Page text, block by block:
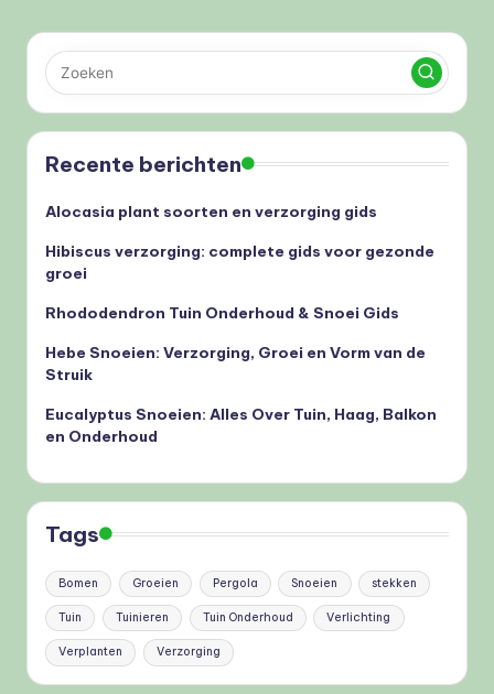
Recente berichten
Alocasia plant soorten en verzorging gids
Hibiscus verzorging: complete gids voor gezonde
groei
Rhododendron Tuin Onderhoud & Snoei Gids
Hebe Snoeien: Verzorging, Groei en Vorm van de
Struik
Eucalyptus Snoeien: Alles Over Tuin, Haag, Balkon
en Onderhoud
Tags
Bomen Groeien Pergola Snoeien stekken
Tuin Tuinieren Tuin Onderhoud Verlichting
Verplanten Verzorging